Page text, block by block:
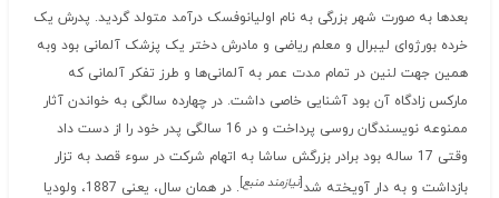
بعدها به صورت شهر بزرگی به نام اولیانوفسک درآمد متولد گردید. پدرش یک
خرده بورژوای لیبرال و معلم ریاضی و مادرش دختر یک پزشک آلمانی بود وبه
همین جهت لنین در تمام مدت عمر به آلمانی‌ها و طرز تفکر آلمانی که
مارکس زادگاه آن بود آشنایی خاصی داشت. در چهارده سالگی به خواندن آثار
ممنوعه نویسندگان روسی پرداخت و در 16 سالگی پدر خود را از دست داد
وقتی 17 ساله بود برادر بزرگش ساشا به اتهام شرکت در سوء قصد به تزار
بازداشت و به دار آویخته شد[نیازمند منبع]
. در همان سال، یعنی 1887، ولودیا